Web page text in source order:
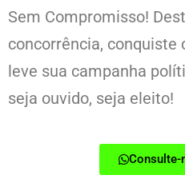
Sem Compromisso!
concorrência, conquiste
leve sua campanha
seja ouvido, seja eleito!
Consulte-